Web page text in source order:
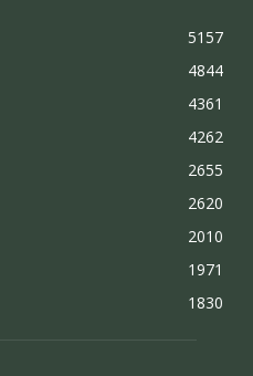
5157
4844
4361
4262
2655
2620
2010
1971
1830